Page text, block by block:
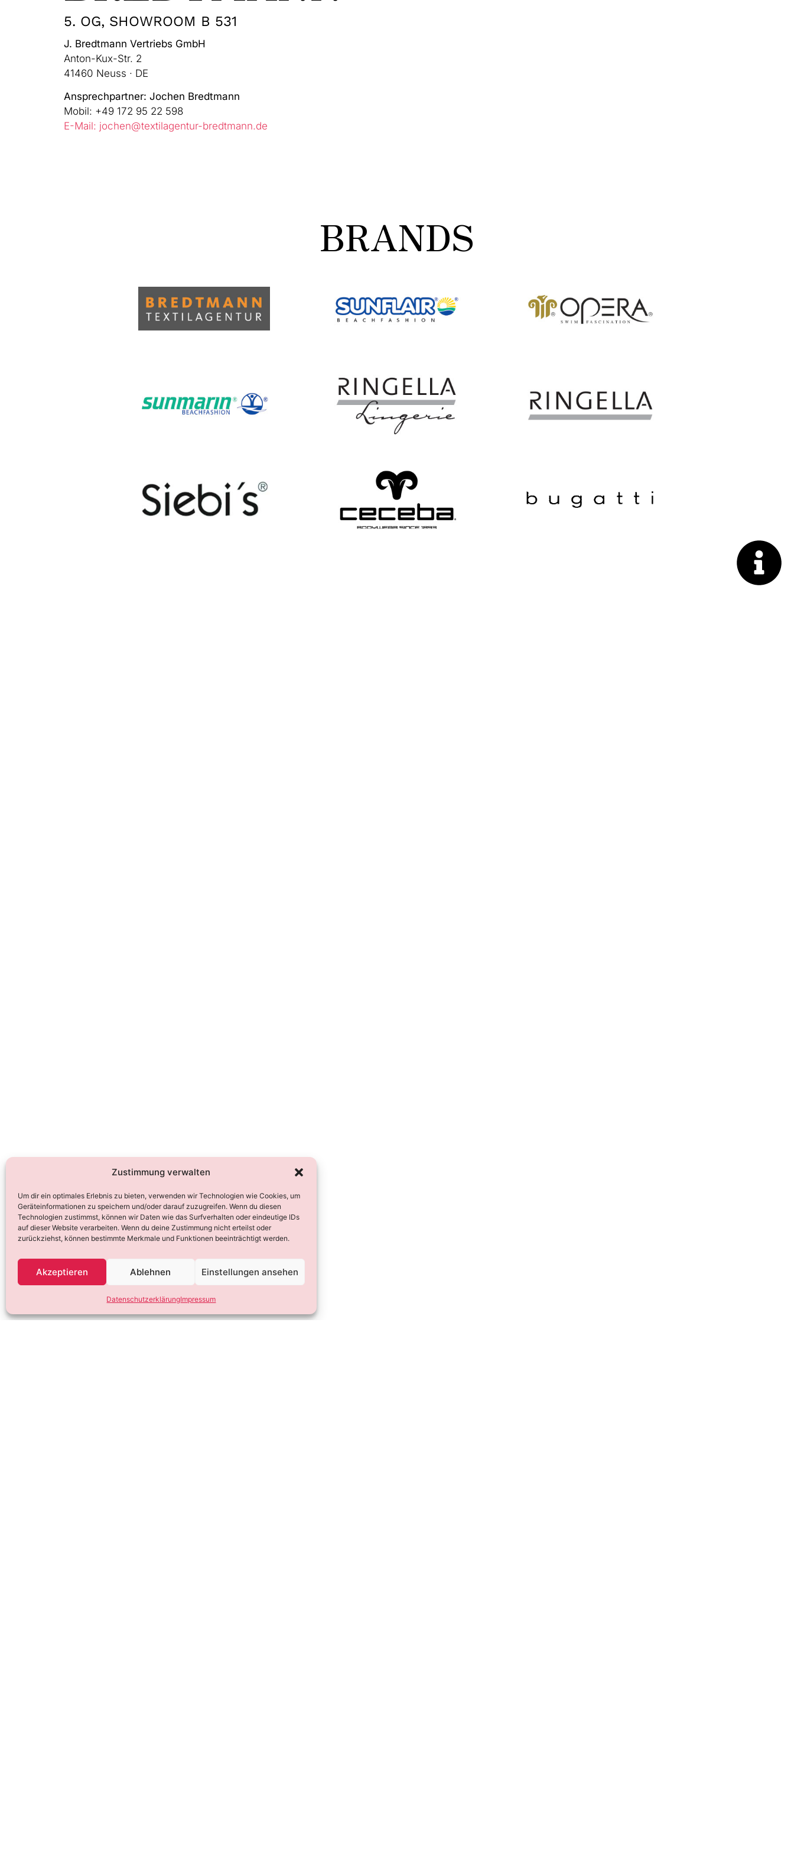
Zustimmung verwalten
Um dir ein optimales Erlebnis zu bieten, verwenden wir Technologien wie Cookies, um
Geräteinformationen zu speichern und/oder darauf zuzugreifen. Wenn du diesen
Technologien zustimmst, können wir Daten wie das Surfverhalten oder eindeutige IDs
auf dieser Website verarbeiten. Wenn du deine Zustimmung nicht erteilst oder
zurückziehst, können bestimmte Merkmale und Funktionen beeinträchtigt werden.
Akzeptieren Ablehnen Einstellungen ansehen
DatenschutzerklärungImpressum
5. OG, SHOWROOM B 531
J. Bredtmann Vertriebs GmbH
Anton-Kux-Str. 2
41460 Neuss · DE
Ansprechpartner: Jochen Bredtmann
Mobil: +49 172 95 22 598
E-Mail: jochen@textilagentur-bredtmann.de
BRANDS